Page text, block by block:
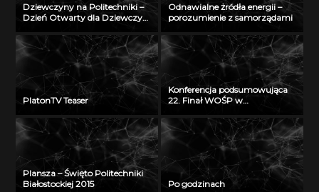
Dziewczyny na Politechniki –
Dzień Otwarty dla Dziewczyn
Odnawialne żródła energii –
porozumienie z samorządami
PlatonTV Teaser
Konferencja podsumowująca
22. Finał WOŚP w
Plansza – Święto Politechniki
Białostockiej 2015
Po godzinach